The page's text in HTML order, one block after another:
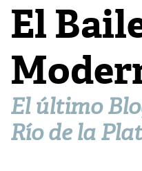
El
El último
Río de la